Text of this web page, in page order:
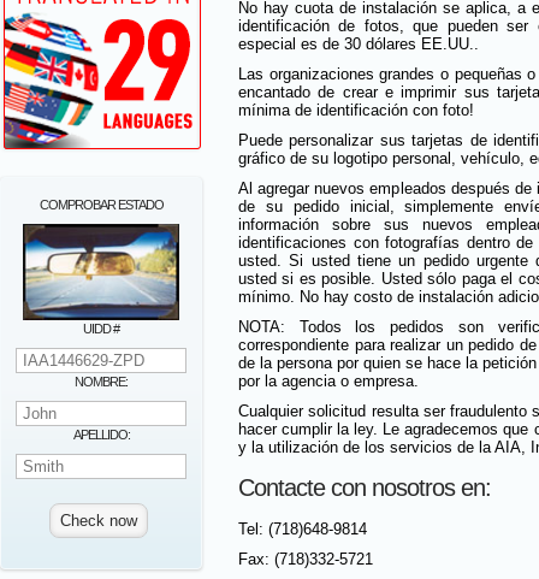
COMPROBAR ESTADO
UIDD #
NOMBRE:
APELLIDO:
No hay cuota de instalación se aplica, a
identificación de fotos, que pueden
especial es de 30 dólares EE.UU..
Las organizaciones grandes o pequeñas
encantado de crear e imprimir sus
mínima de identificación con foto!
Puede personalizar sus tarjetas de
gráfico de su logotipo personal, vehículo,
Al agregar nuevos empleados después
de su pedido inicial, simplemente
información sobre sus nuevos
identificaciones con fotografías dentro
usted. Si usted tiene un pedido urgente
usted si es posible. Usted sólo paga el
mínimo. No hay costo de instalación
NOTA: Todos los pedidos son
correspondiente para realizar un pedido
de la persona por quien se hace la
por la agencia o empresa.
Cualquier solicitud resulta ser fraudulento
hacer cumplir la ley. Le agradecemos
y la utilización de los servicios de la AIA,
Contacte con nosotros en:
Tel: (718)648-9814
Fax: (718)332-5721